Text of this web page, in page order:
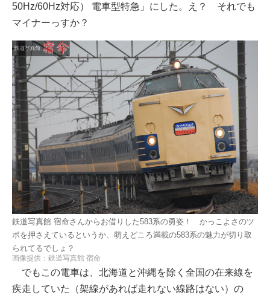
50Hz/60Hz対応） 電車型特急」にした。え？ それでも
マイナーっすか？
鉄道写真館 宿命さんからお借りした583系の勇姿！ かっこよさのツ
ボを押さえているというか、萌えどころ満載の583系の魅力が切り取
られてるでしょ？
画像提供：鉄道写真館 宿命
でもこの電車は、北海道と沖縄を除く全国の在来線を
疾走していた（架線があれば走れない線路はない）の